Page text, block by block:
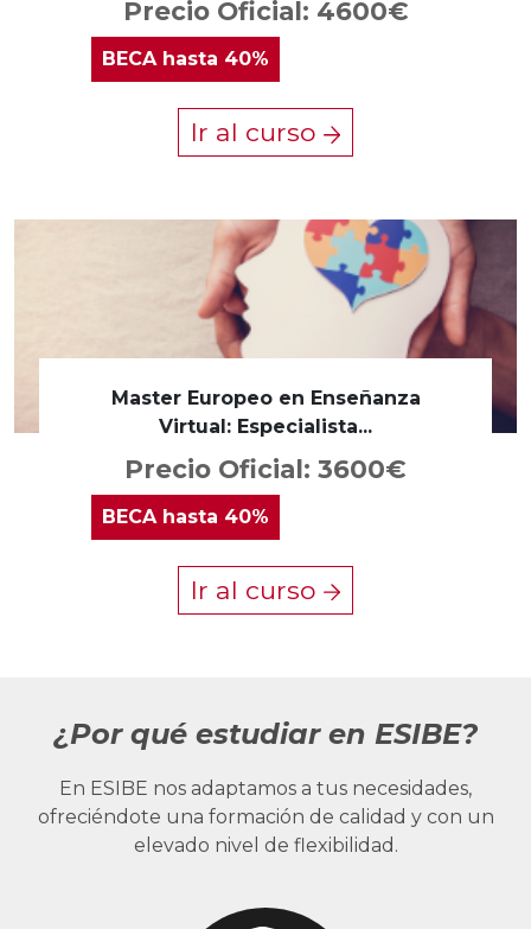
Precio Oficial: 4600€
BECAhasta 40%
Ir al curso
Master Europeo en Enseñanza
Virtual: Especialista...
Precio Oficial: 3600€
BECA hasta 40%
Ir al curso
¿Por qué estudiar en ESIBE?
En ESIBE nos adaptamos a tus necesidades,
ofreciéndote una formación de calidad y con un
elevado nivel de flexibilidad.